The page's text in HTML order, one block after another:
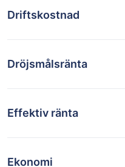
Driftskostnad
Dröjsmålsränta
Effektiv ränta
Ekonomi